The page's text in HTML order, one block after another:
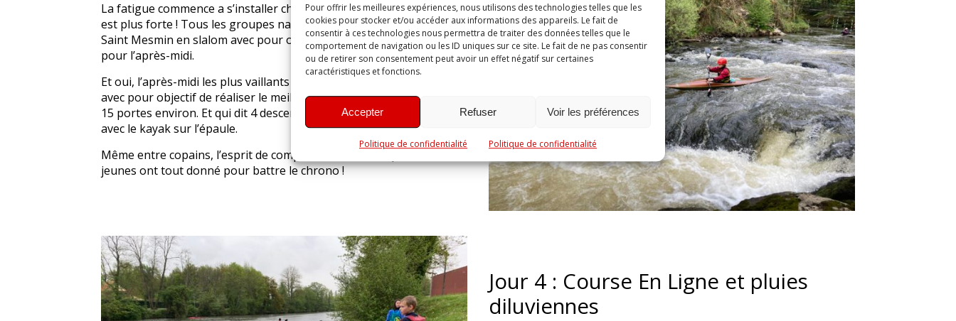
Pour offrir les meilleures expériences, nous utilisons des technologies telles que les
cookies pour stocker et/ou accéder aux informations des appareils. Le fait de
consentir à ces technologies nous permettra de traiter des données telles que le
comportement de navigation ou les ID uniques sur ce site. Le fait de ne pas consentir
ou de retirer son consentement peut avoir un effet négatif sur certaines
caractéristiques et fonctions.
Accepter Refuser Voir les préférences
Politique de confidentialité Politique de confidentialité
La fatigue commence a s’installer chez les jeunes, mais la motivation
est plus forte ! Tous les groupes naviguent le matin sur le bassin de
Saint Mesmin en slalom avec pour objectif de préparer des chronos
pour l’après-midi.
Et oui, l’après-midi les plus vaillants ont descendu 4 fois le bassin
avec pour objectif de réaliser le meilleur chrono sur un parcours de
15 portes environ. Et qui dit 4 descentes dit 4 remontées de bassin
avec le kayak sur l’épaule.
Même entre copains, l’esprit de compétition était bien présent et les
jeunes ont tout donné pour battre le chrono !
Jour 4 : Course En Ligne et pluies
diluviennes